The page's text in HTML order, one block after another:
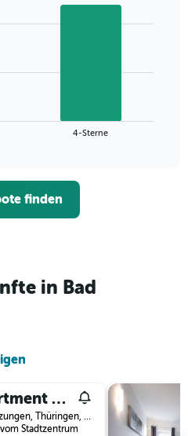
4-Sterne
finden
in Bad
Apartment Seeblick
Bad Salzungen, Thüringen, Deutschland
Stadtzentrum